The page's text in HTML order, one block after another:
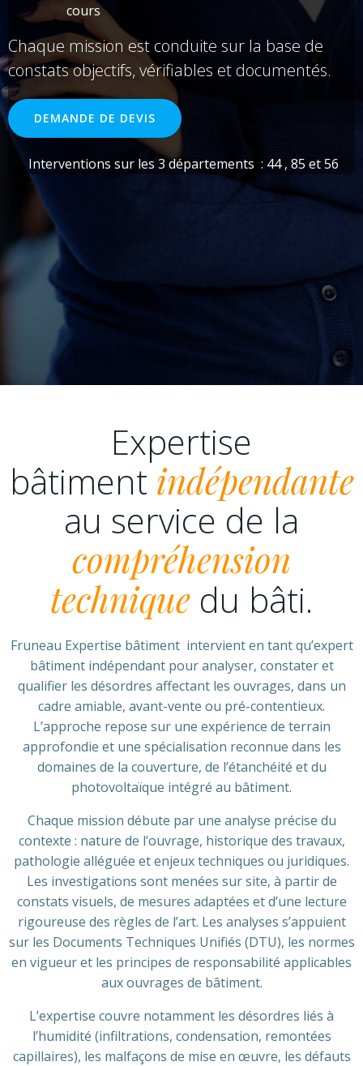
cours
Chaque mission est conduite sur la base de
constats objectifs, vérifiables et documentés.
DEMANDE DE DEVIS
Interventions sur les 3 départements : 44 , 85 et 56
Expertise
bâtiment indépendante
au service de la
compréhension
technique du bâti.
Fruneau Expertise bâtiment intervient en tant qu’expert
bâtiment indépendant pour analyser, constater et
qualifier les désordres affectant les ouvrages, dans un
cadre amiable, avant-vente ou pré-contentieux.
L’approche repose sur une expérience de terrain
approfondie et une spécialisation reconnue dans les
domaines de la couverture, de l’étanchéité et du
photovoltaïque intégré au bâtiment.
Chaque mission débute par une analyse précise du
contexte : nature de l’ouvrage, historique des travaux,
pathologie alléguée et enjeux techniques ou juridiques.
Les investigations sont menées sur site, à partir de
constats visuels, de mesures adaptées et d’une lecture
rigoureuse des règles de l’art. Les analyses s’appuient
sur les Documents Techniques Unifiés (DTU), les normes
en vigueur et les principes de responsabilité applicables
aux ouvrages de bâtiment.
L’expertise couvre notamment les désordres liés à
l’humidité (infiltrations, condensation, remontées
capillaires), les malfaçons de mise en œuvre, les défauts